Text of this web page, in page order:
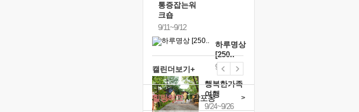
통증잡는워
크숍
9/11~9/12
하루명상
[250..
9/19
행복한가족
여행
9/24~9/26
캘린더보기+
힐링허그사감포옹 >